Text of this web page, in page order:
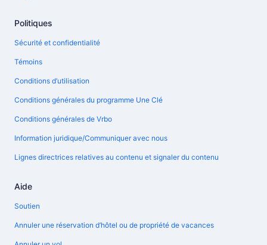
Politiques
Sécurité et confidentialité
Témoins
Conditions d’utilisation
Conditions générales du programme Une Clé
Conditions générales de Vrbo
Information juridique/Communiquer avec nous
Lignes directrices relatives au contenu et signaler du contenu
Aide
Soutien
Annuler une réservation d’hôtel ou de propriété de vacances